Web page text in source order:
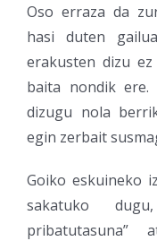
Oso erraza da
hasi duten
erakusten dizu
baita nondik ere.
dizugu nola
egin zerbait
Goiko eskuineko
sakatuko
pribatutasuna”